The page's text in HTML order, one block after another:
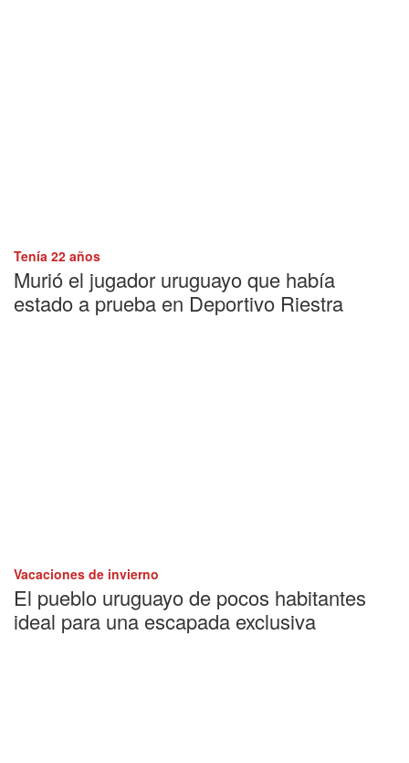
Tenía 22 años
Murió el jugador uruguayo que había
estado a prueba en Deportivo Riestra
Vacaciones de invierno
El pueblo uruguayo de pocos habitantes
ideal para una escapada exclusiva